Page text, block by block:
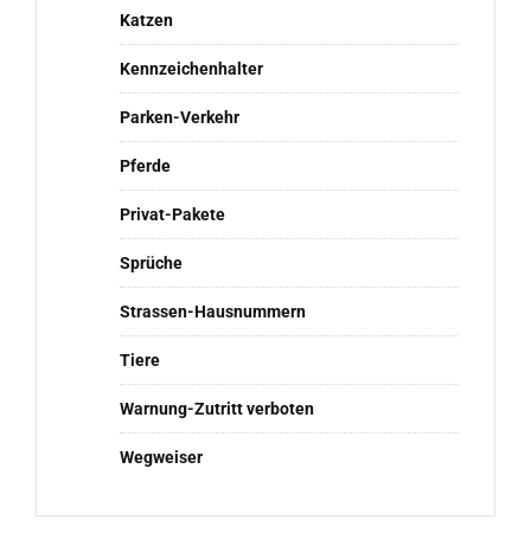
Katzen
Kennzeichenhalter
Parken-Verkehr
Pferde
Privat-Pakete
Sprüche
Strassen-Hausnummern
Tiere
Warnung-Zutritt verboten
Wegweiser